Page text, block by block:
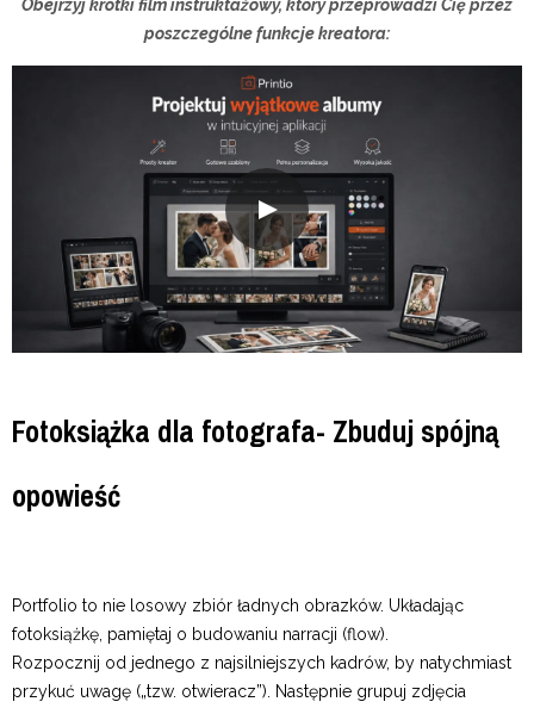
Obejrzyj krótki film instruktażowy, który przeprowadzi Cię przez
poszczególne funkcje kreatora:
Fotoksiążka dla fotografa- Zbuduj spójną
opowieść
Portfolio to nie losowy zbiór ładnych obrazków. Układając
fotoksiążkę, pamiętaj o budowaniu narracji (flow).
Rozpocznij od jednego z najsilniejszych kadrów, by natychmiast
przykuć uwagę („tzw. otwieracz”). Następnie grupuj zdjęcia